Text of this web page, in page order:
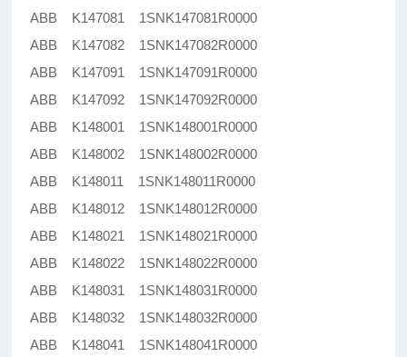
ABB K147081 1SNK147081R0000
ABB K147082 1SNK147082R0000
ABB K147091 1SNK147091R0000
ABB K147092 1SNK147092R0000
ABB K148001 1SNK148001R0000
ABB K148002 1SNK148002R0000
ABB K148011 1SNK148011R0000
ABB K148012 1SNK148012R0000
ABB K148021 1SNK148021R0000
ABB K148022 1SNK148022R0000
ABB K148031 1SNK148031R0000
ABB K148032 1SNK148032R0000
ABB K148041 1SNK148041R0000